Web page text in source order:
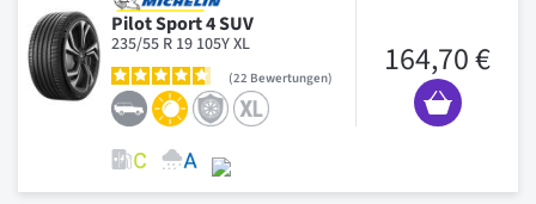
Pilot Sport 4 SUV
235/55 R 19 105Y XL
22 Bewertungen 164,70 €